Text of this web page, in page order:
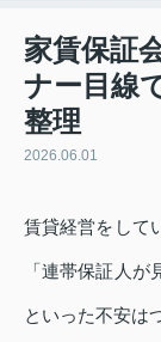
家賃保証
ナー目線
整理
2026.06.01
賃貸経営をして
「連帯保証人が
といった不安は